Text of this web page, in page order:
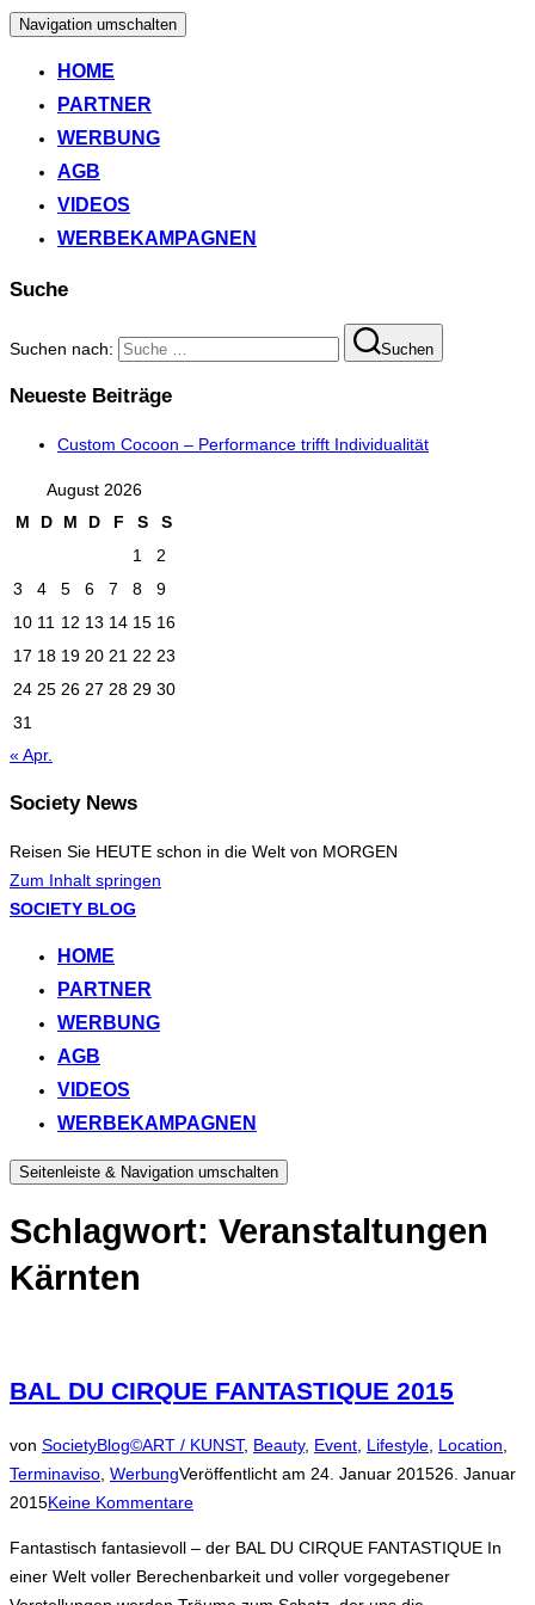
Navigation umschalten
HOME
PARTNER
WERBUNG
AGB
VIDEOS
WERBEKAMPAGNEN
Suche
Suchen nach: Suchen
Neueste Beiträge
Custom Cocoon – Performance trifft Individualität
August 2026
M
D M D F S
S
1
2
3
4 5 6 7 8
9
10 11 12 13 14 15 16
17 18 19 20 21 22 23
24 25 26 27 28 29 30
31
« Apr.
Society News
Reisen Sie HEUTE schon in die Welt von MORGEN
Zum Inhalt springen
SOCIETY BLOG
HOME
PARTNER
WERBUNG
AGB
VIDEOS
WERBEKAMPAGNEN
Seitenleiste & Navigation umschalten
Schlagwort: Veranstaltungen
Kärnten
BAL DU CIRQUE FANTASTIQUE 2015
von SocietyBlog©ART / KUNST, Beauty, Event Lifestyle Location
Terminaviso WerbungVeröffentlicht am 24. Januar 201526. Januar
2015Keine Kommentare
Fantastisch fantasievoll – der BAL DU CIRQUE FANTASTIQUE In
einer Welt voller Berechenbarkeit und voller vorgegebener